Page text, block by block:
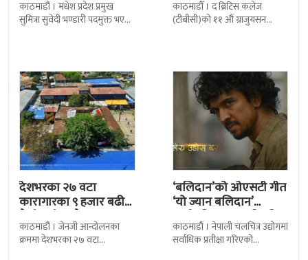
काठमाडौं । मधेश प्रदेश प्रमुख
सुमित्रा सुवेदी भण्डारी पदमुक्त भएकी
काठमाडौँ । द ब्रिटिस कलेज
(टीबीसी)को ११ औं ग्राजुयसन
देशभरका २७ वटा
कारागारका ९ हजार बढी
कैदीबन्दी अझै फरार
काठमाडौं । जेनजी आन्दोलनका
क्रममा देशभरका २७ वटा
‘बलिदान’को ओएसटी गीत
‘यो ज्यान बलिदान’
सार्वजनिक, मातृभूमिप्रति
पुत्रको भावनात्मक…
काठमाडौं । नेपाली चलचित्र उद्योगमा
सर्वाधिक प्रतीक्षा गरिएको